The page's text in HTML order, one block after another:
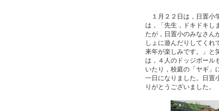
１月２２日は，日置小
は，「先生，ドキドキし
たが，日置小のみなさん
しょに遊んだりしてくれ
来年が楽しみです。」と
は，４人のドッジボール
いたり，校庭の「ヤギ」
一日になりました。日置
りがとうございました。